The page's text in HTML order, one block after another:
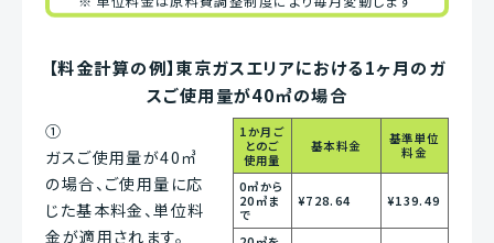
【料金計算の例】東京ガスエリアにおける1ヶ月のガ
スご使用量が40㎥の場合
①
ガスご使用量が40㎥
の場合、ご使用量に応
じた基本料金、単位料
金が適用されます。
1か月ご
とのご
使用量
基本料金
基準単位
料金
0㎥から
20㎥ま
で
¥728.64 ¥139.49